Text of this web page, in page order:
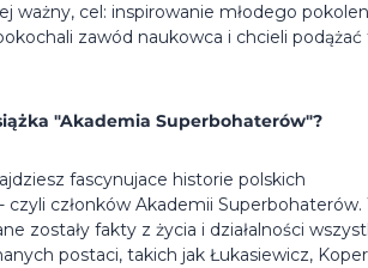
ważny, cel: inspirowanie młodego
zawód naukowca i chcieli podążać
"Akademia Superbohaterów"?
fascynujace historie polskich
czyli członków Akademii Superbohaterów.
zostały fakty z życia i działalności
postaci, takich jak Łukasiewicz,